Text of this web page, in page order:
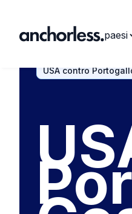
paesi
USA contro